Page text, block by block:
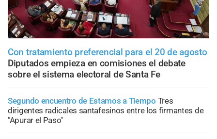
Con tratamiento preferencial para el 20 de agosto
Diputados empieza en comisiones el debate
sobre el sistema electoral de Santa Fe
Segundo encuentro de Estamos a Tiempo Tres
dirigentes radicales santafesinos entre los firmantes de
"Apurar el Paso"